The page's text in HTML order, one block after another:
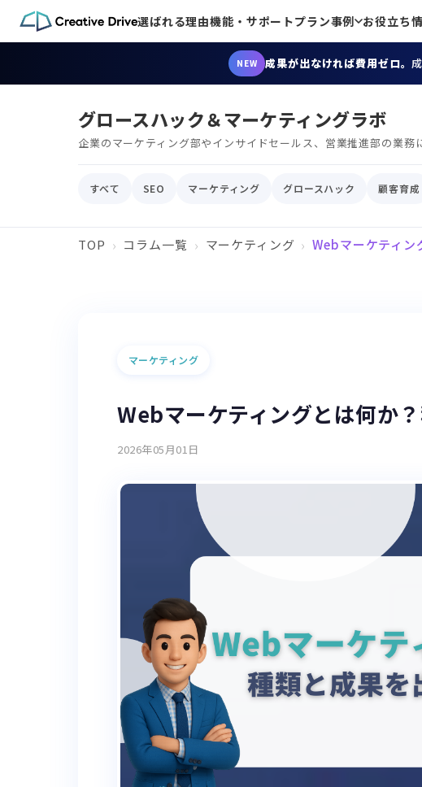
NEW 成果が出なければ費用ゼロ。
選ばれる理由機能・サポートプラン事例 お役立ち
グロースハック＆マーケティングラボ
企業のマーケティング部やインサイドセールス、営業推進部の業務
すべて SEO マーケティング グロースハック 顧客育成
TOP コラム一覧 マーケティング Webマーケティン
マーケティング
Webマーケティングとは何か
2026年05月01日